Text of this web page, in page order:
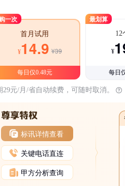
一次
首月试用
¥14.9 ¥39
每日仅0.48元
最划算
12
¥
每日
29元/月/省自动续费，可随时取消。
标讯详情查看
关键电话直连
甲方分析查询